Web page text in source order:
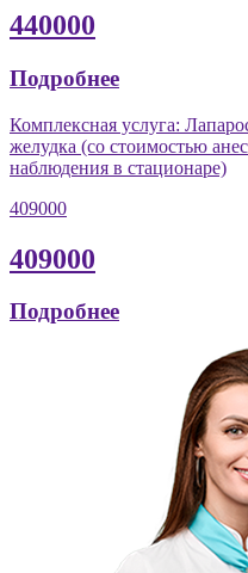
440000
Подробнее
Комплексная услуга:
желудка (со стоимостью
наблюдения в стационаре)
409000
409000
Подробнее